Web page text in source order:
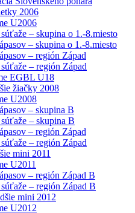
2006
U2006
– skupina o 1.-8.miesto
– skupina o 1.-8.miesto
– región Západ
– región Západ
EGBL U18
žiačky 2008
U2008
– skupina B
– skupina B
– región Západ
– región Západ
mini 2011
U2011
– región Západ B
– región Západ B
mini 2012
U2012